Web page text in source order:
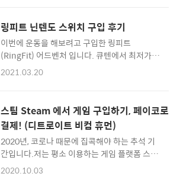
두 '받기' 버튼을 누르고... 위와 같이 0원 결제
까지 꼭..
가 되었으니 이미 설치하신 분들도 계실텐데요.
에픽 게임에 들어가보면 6월 17일까지 무료로
다운로드 할 수 있다고 안내가 되고 있습니다.
ㅎㅎ 그럼 레노버 리전 게이밍 노트북이 도착하
면 겜트북으로 컨트롤(Control)을 즐겨 보고 싶
링피트 닌텐도 스위치 구입 후기
이번에 운동을 해보려고 구입한 링피트
(RingFit) 어드벤처 입니다. 큐텐에서 최저가에
구입이 가능하더군요. ㅎㅎ 큐텐에서 구입했는
오히려 다른 곳보다 다양한 결제가 가능해서 좋
아요. 예를 들면 페이팔 결제가 가능해서 모아둔
외화로 사는 재미가 있더군요. 구성품은 위와 같
습니다. 링 프레임 한쪽 스위치 컨트롤러를 끼우
고, 스트랩으로 되어 있는 데에도 다른 한쪽을
끼우고 허벅지 부분에 부착하는 형태 입니다. 구
2021.03.20
스팀 Steam 에서 게임 구입하기, 페이코로
결제! (디트로이트 비컴 휴먼)
2020년, 코로나 때문에 집콕해야 하는 추석 기
간입니다.저는 평소 이용하는 게임 플랫폼 스팀
(Steam)에서 큰맘먹고 게임을 구입했는데요.
2020.10.03